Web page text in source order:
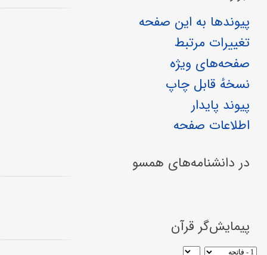
پیوندها به این صفحه
تغییرات مرتبط
صفحه‌های ویژه
نسخهٔ قابل چاپ
پیوند پایدار
اطلاعات صفحه
در دانشنامه‌های همسو
پیمایش‌گر قرآن